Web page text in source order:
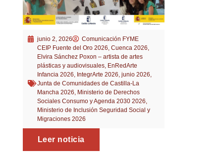
junio 2, 2026
Comunicación FYME
CEIP Fuente del Oro 2026 Cuenca 2026
Elvira Sánchez Poxon – artista de artes
plásticas y audiovisuales, EnRedArte
Infancia 2026 IntegrArte 2026 junio 2026
Junta de Comunidades de Castilla-La
Mancha 2026 Ministerio de Derechos
Sociales Consumo y Agenda 2030 2026
Ministerio de Inclusión Seguridad Social y
Migraciones 2026
Leer noticia